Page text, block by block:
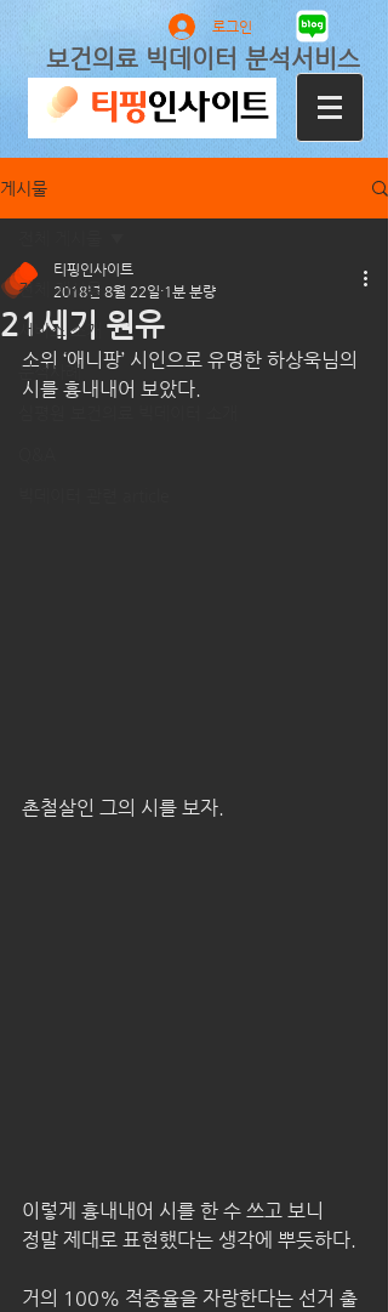
로그인
보건의료 빅데이터 분석서비스
게시물
전체 게시물
서비스 소개
분석사례
21세기 원유
티핑인사이트
2018년 8월 22일 1분 분량
소위 ‘애니팡’ 시인으로 유명한 하상욱님의
시를 흉내내어 보았다.
촌철살인 그의 시를 보자.
이렇게 흉내내어 시를 한 수 쓰고 보니
정말 제대로 표현했다는 생각에 뿌듯하다.
거의 100% 적중율을 자랑한다는 선거 출